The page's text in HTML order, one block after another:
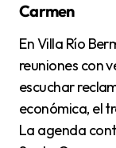
Carmen
En Villa Río Bermejito, Pérez Pons mantuvo
reuniones con
escuchar
económica, el
La agenda